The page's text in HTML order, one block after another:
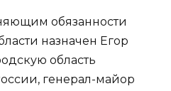
обязанности
назначен Егор
область
генерал-майор